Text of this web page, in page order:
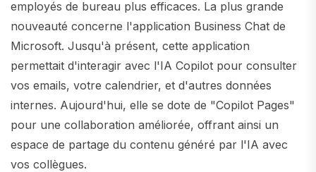
employés de bureau plus efficaces. La plus grande
nouveauté concerne l'application Business Chat de
Microsoft. Jusqu'à présent, cette application
permettait d'interagir avec l'IA Copilot pour consulter
vos emails, votre calendrier, et d'autres données
internes. Aujourd'hui, elle se dote de "Copilot Pages"
pour une collaboration améliorée, offrant ainsi un
espace de partage du contenu généré par l'IA avec
vos collègues.